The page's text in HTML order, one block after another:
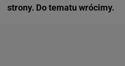
strony. Do tematu wrócimy.